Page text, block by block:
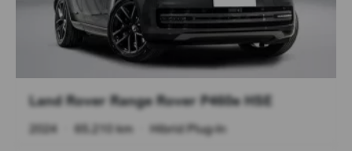
Land Rover Range Rover P460e HSE
2024 65.210 km Hibrid Plug-In